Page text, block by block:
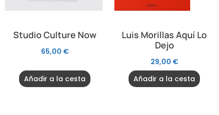
Studio Culture Now
65,00 €
Añadir a la cesta
Luis Morillas Aquí Lo
Dejo
29,00 €
Añadir a la cesta